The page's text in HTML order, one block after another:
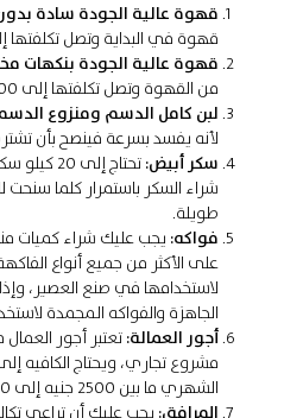
قهوة عالية الجودة سادة
قهوة في البداية وتصل تكلفتها إلى 1000 جنيه
قهوة عالية الجودة بنكهات
من القهوة وتصل تكلفتها إلى 1200 جنيه تقريبا.
لبن كامل الدسم ومنزوع
لأنه يفسد بسرعة فينصح بأن
سكر أبيض:
تحتاج
شراء السكر باستمرار كلما سنحت
طويلة.
فواكه: يجب عليك شراء كميات
على الأكثر من جميع أنواع
لاستخدامها في صنع العصير،
الجاهزة والفواكه المجمدة
أجور العمالة:تعتبر أجور
الشهري ما بين 2500 جنيه إلى 3000 جنيه مصري.